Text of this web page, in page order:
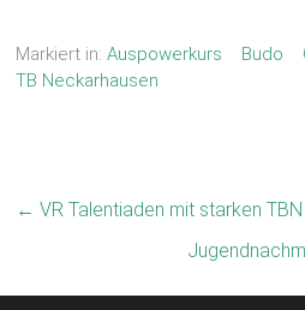
Markiert in:Auspowerkurs Budo
TB Neckarhausen
← VR Talentiaden mit starken TBN